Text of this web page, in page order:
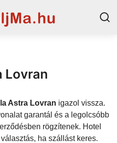
Lovran
Astra Lovran igazol vissza.
garantál és a legolcsóbb
rögzítenek. Hotel
ha szállást keres.